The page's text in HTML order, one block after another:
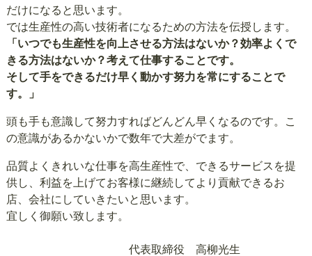
だけになると思います。
では生産性の高い技術者になるための方法を伝授します。
「いつでも生産性を向上させる方法はないか？効率よくで
きる方法はないか？考えて仕事することです。
そして手をできるだけ早く動かす努力を常にすることで
す。」
頭も手も意識して努力すればどんどん早くなるのです。こ
の意識があるかないかで数年で大差がでます。
品質よくきれいな仕事を高生産性で、できるサービスを提
供し、利益を上げてお客様に継続してより貢献できるお
店、会社にしていきたいと思います。
宜しく御願い致します。
代表取締役 高柳光生